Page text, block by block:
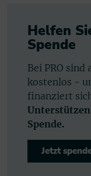
Helfen
Spende
Bei PRO
kostenlos -
finanziert
Spende.
Jetzt